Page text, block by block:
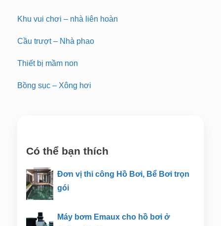
Khu vui chơi – nhà liên hoàn
Cầu trượt – Nhà phao
Thiết bị mầm non
Bồng sục – Xông hơi
Có thể bạn thích
Đơn vị thi công Hồ Bơi, Bể Bơi trọn
gói
Máy bơm Emaux cho hồ bơi ở